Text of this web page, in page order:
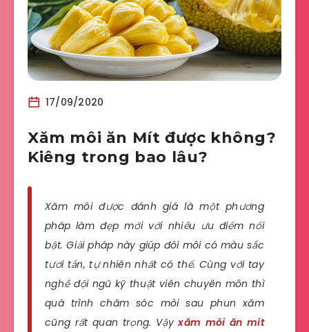
17/09/2020
Xăm môi ăn Mít được không?
Kiêng trong bao lâu?
Xăm môi được đánh giá là một phương
pháp làm đẹp mới với nhiều ưu điểm nổi
bật. Giải pháp này giúp đôi môi có màu sắc
tươi tắn, tự nhiên nhất có thể. Cùng với tay
nghề đội ngũ kỹ thuật viên chuyên môn thì
quá trình chăm sóc môi sau phun xăm
cũng rất quan trọng. Vậyxăm môi ăn mít